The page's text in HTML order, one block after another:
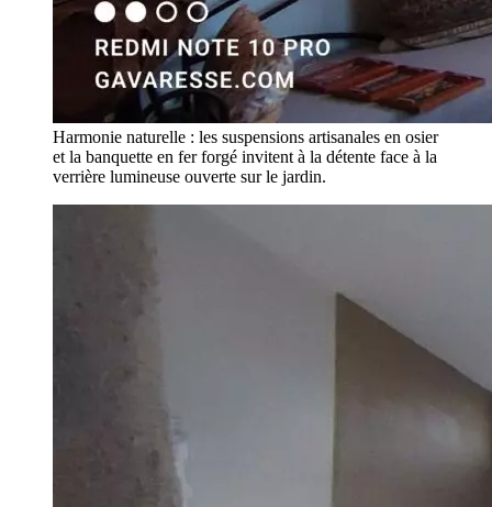
Harmonie naturelle : les suspensions artisanales en osier
et la banquette en fer forgé invitent à la détente face à la
verrière lumineuse ouverte sur le jardin.